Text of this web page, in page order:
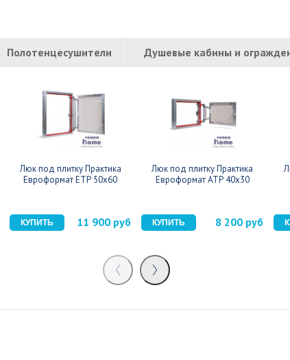
Полотенцесушители Душевые кабины и
Люк под плитку Практика
Евроформат ЕТР 50x60
11 900 руб
Люк под плитку Практика
Евроформат АТР 40x30
8 200 руб